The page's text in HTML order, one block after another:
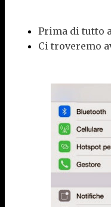
Prima di tutto
Ci troveremo